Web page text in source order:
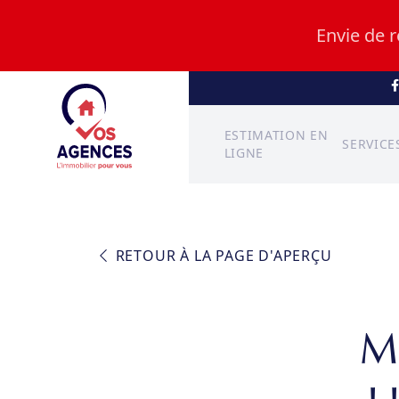
Envie de
ESTIMATION EN
LIGNE
RETOUR À LA PAGE D'APERÇU